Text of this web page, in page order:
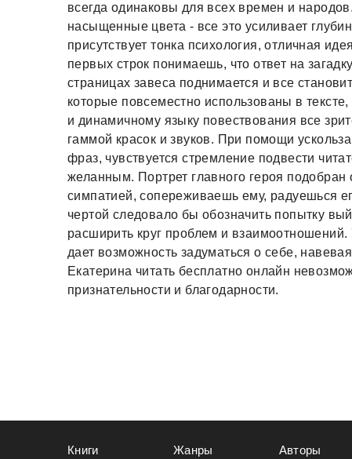
всегда одинаковы для всех времен и
насыщенные цвета - все это усиливает
присутствует тонка психология, отличная
первых строк понимаешь, что ответ на
страницах завеса поднимается и все
которые повсеместно использованы в
и динамичному языку повествования все
гаммой красок и звуков. При помощи
фраз, чувствуется стремление подвести
желанным. Портрет главного героя
симпатией, сопереживаешь ему, радуешься
чертой следовало бы обозначить попытку
расширить круг проблем и
дает возможность задуматься о себе,
Екатерина читать бесплатно онлайн
признательности и благодарности.
Книги Жанры Авторы